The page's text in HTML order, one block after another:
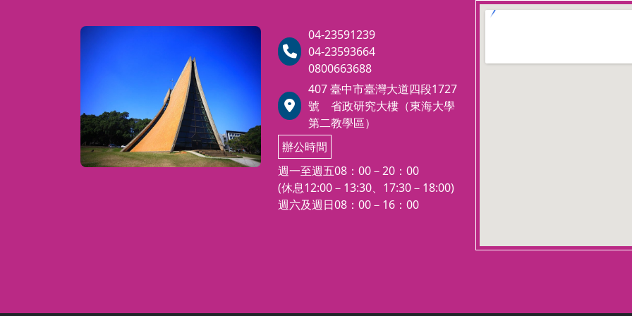
等方面的研究成果與應用，以期修
課學生能夠對於偏差行為的症狀、
成因、與治療方式有初步了解，進
而能夠增加對於心理健康的重視，
並且增加對偏差行為的防治能力與
探究人類的心理病理之研究興趣。
變態心理學為台灣藝術治療學會一
般會員欲申請專業會員時，申請者
須必備的五門基礎課程【1.變態心
理學2.人格心理學3.發展心理學4.
諮商與心理治療（理論、技術）5.
藝術創作相關課程】之一。
課程設計：
情感的表達，正確的詮釋方式應該
用心去感受音樂，而非只注重技巧
的難度，讓每首歌曲都能傳遞真摯
維的結合，讓聲音傳遞出心中的畫
釋與心理、身體狀態密切相關。將
04-23591239
04-23593664
0800663688
407 臺中市臺灣大道四段1727
號 省政研究大樓（東海大學
第二教學區）
辦公時間
週一至週五08：00－20：00
(休息12:00－13:30、17:30－18:00)
週六及週日08：00－16：00
123 movies